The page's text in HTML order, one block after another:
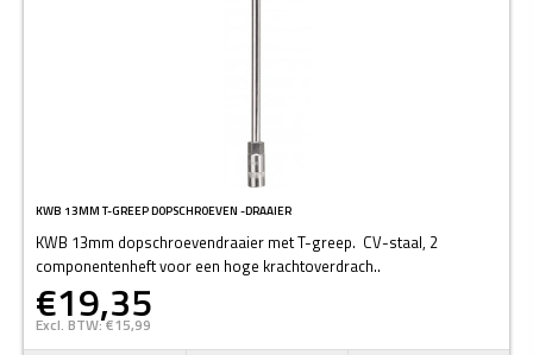
KWB 13MM T-GREEP DOPSCHROEVEN -DRAAIER
KWB 13mm dopschroevendraaier met T-greep. CV-staal, 2
componentenheft voor een hoge krachtoverdrach..
€19,35
Excl. BTW: €15,99